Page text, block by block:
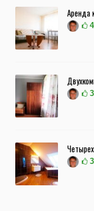
Аренда
4
3
3